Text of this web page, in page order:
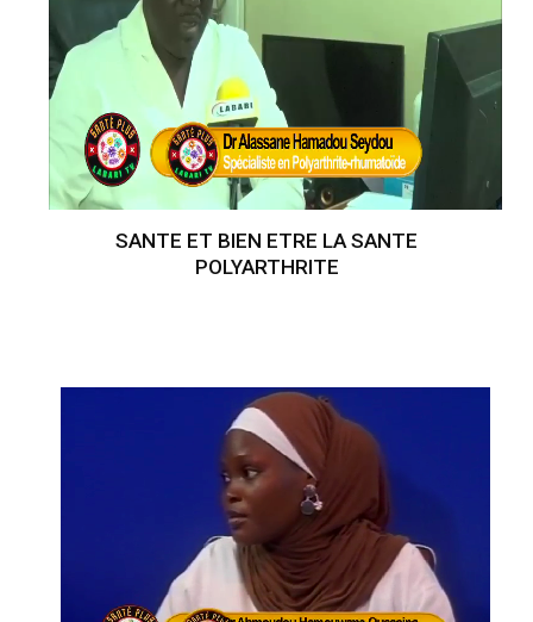
SANTE ET BIEN ETRE LA SANTE
POLYARTHRITE